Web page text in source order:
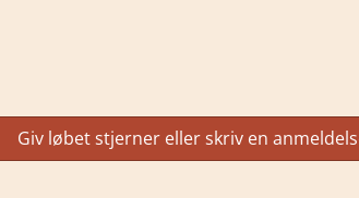
Giv løbet stjerner eller skriv en